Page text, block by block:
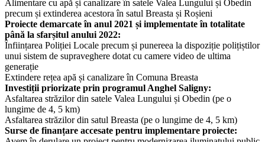
Alimentare cu apă și canalizare în satele Valea Lungului și Obedin
precum și extinderea acestora în satul Breasta și Roșieni
Proiecte demarcate în anul 2021 și implementate în totalitate
până la sfarșitul anului 2022:
Înființarea Poliției Locale precum și punereea la dispoziție polițiștilor
unui sistem de supraveghere dotat cu camere video de ultima
generație
Extindere rețea apă și canalizare în Comuna Breasta
Investiții priorizate prin programul Anghel Saligny:
Asfaltarea străzilor din satele Valea Lungului și Obedin (pe o
lungime de 4, 5 km)
Asfaltarea străzilor din satul Breasta (pe o lungime de 4, 5 km)
Surse de finanțare accesate pentru implementare proiecte: